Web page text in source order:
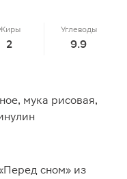
2
Углеводы
9.9
мука рисовая,
сном» из